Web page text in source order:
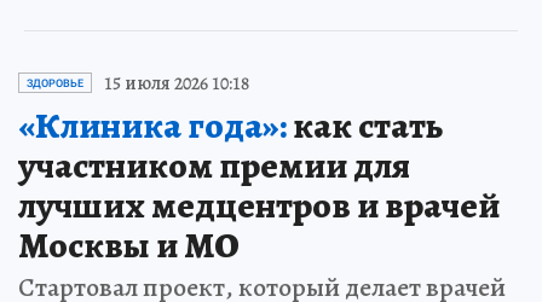
ЗДОРОВЬЕ 15 июля 2026 10:18
«Клиника года»:как стать
участником премии для
лучших медцентров и врачей
Москвы и МО
Стартовал проект, который делает врачей